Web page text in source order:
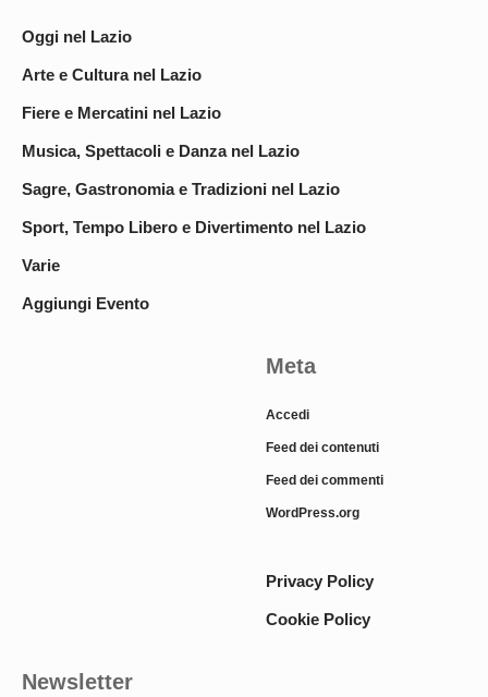
Oggi nel Lazio
Arte e Cultura nel Lazio
Fiere e Mercatini nel Lazio
Musica, Spettacoli e Danza nel Lazio
Sagre, Gastronomia e Tradizioni nel Lazio
Sport, Tempo Libero e Divertimento nel Lazio
Varie
Aggiungi Evento
Meta
Accedi
Feed dei contenuti
Feed dei commenti
WordPress.org
Privacy Policy
Cookie Policy
Newsletter